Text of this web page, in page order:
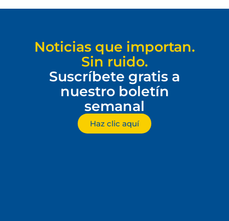
Noticias que importan.
Sin ruido.
Suscríbete gratis a
nuestro boletín
semanal
Haz clic aquí